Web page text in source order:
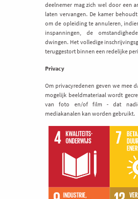
deelnemer mag zich wel door een
laten vervangen. De kamer
om de opleiding te annuleren,
inspanningen, de
dwingen. Het volledige
teruggestort binnen een redelijke
Privacy
Om privacyredenen geven we mee
mogelijk beeldmateriaal wordt
van foto en/of film - dat
mediakanalen kan worden gebruikt.